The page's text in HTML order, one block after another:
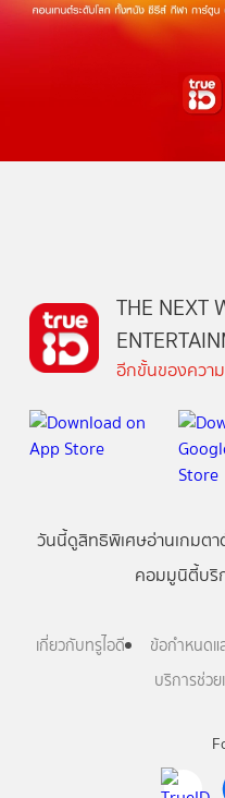
THE NEXT
อีกขั้นของควา
วันนี้ดูสิทธิพิเศษอ่านเกมตา
คอมมูนิตี้บริ
เกี่ยวกับทรูไอดี ข้อกำหนดแ
บริการช่วย